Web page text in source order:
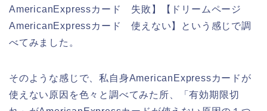
AmericanExpressカード 失敗】【ドリームページ
AmericanExpressカード 使えない】という感じで調
べてみました。
そのような感じで、私自身AmericanExpressカードが
使えない原因を色々と調べてみた所、「有効期限切